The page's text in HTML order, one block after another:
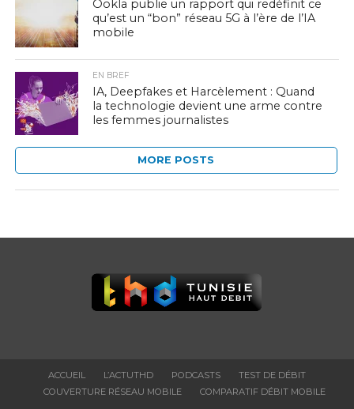
Ookla publie un rapport qui redéfinit ce
qu’est un “bon” réseau 5G à l’ère de l’IA
mobile
EN BREF
IA, Deepfakes et Harcèlement : Quand
la technologie devient une arme contre
les femmes journalistes
MORE POSTS
ACCUEIL L’ACTUTHD PODCASTS
TEST DE DÉBIT
COUVERTURE RÉSEAU MOBILE
COMPARATIF DÉBIT MOBILE